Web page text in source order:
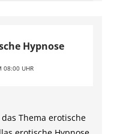
Hypnose
08:00 UHR
Thema erotische